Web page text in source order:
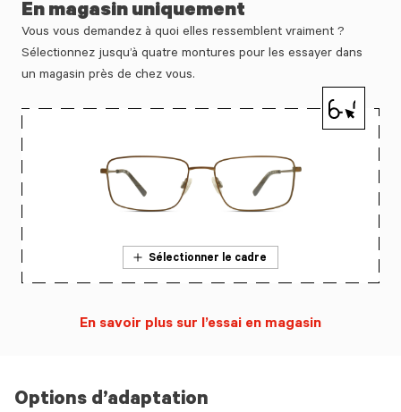
Options d’adaptation
En magasin uniquement
Vous vous demandez à quoi elles ressemblent vraiment ?
Sélectionnez jusqu’à quatre montures pour les essayer dans
un magasin près de chez vous.
Sélectionner le cadre
En savoir plus sur l’essai en magasin